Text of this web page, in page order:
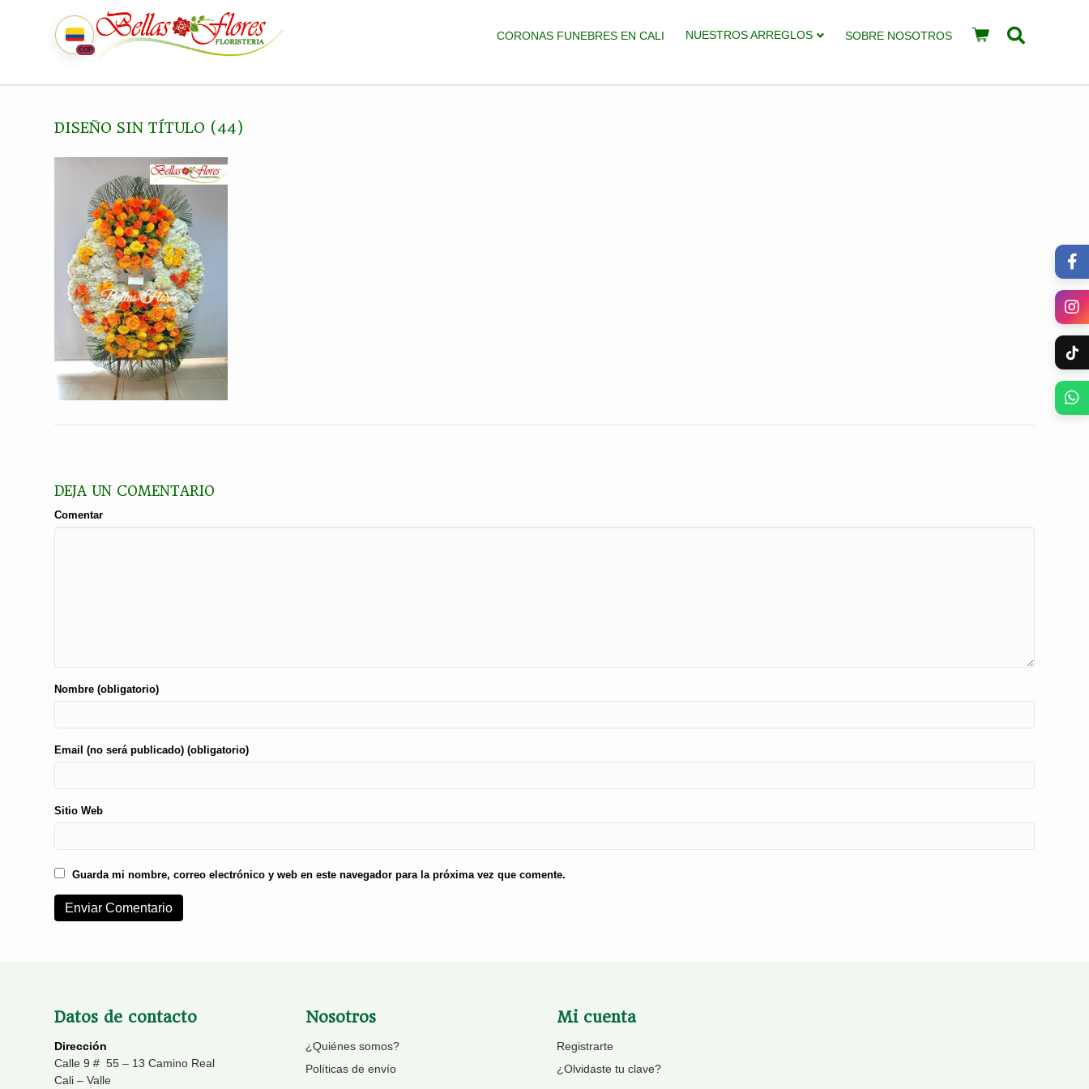
COP
CORONAS FUNEBRES EN CALI NUESTROS ARREGLOS SOBRE NOSOTROS
DISEÑO SIN TÍTULO (44)
DEJA UN COMENTARIO
Comentar
Nombre (obligatorio)
Email (no será publicado) (obligatorio)
Sitio Web
Guarda mi nombre, correo electrónico y web en este navegador para la próxima vez que comente.
Datos de contacto
Dirección
Calle 9 # 55 – 13 Camino Real
Cali – Valle
Nosotros
¿Quiénes somos?
Políticas de envío
Mi cuenta
Registrarte
¿Olvidaste tu clave?